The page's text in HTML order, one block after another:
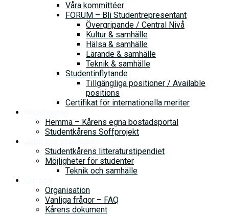
Våra kommittéer
FORUM – Bli Studentrepresentant
Övergripande / Central Nivå
Kultur & samhälle
Hälsa & samhälle
Lärande & samhälle
Teknik & samhälle
Studentinflytande
Tillgängliga positioner / Available
positions
Certifikat för internationella meriter
Hemma – Kårens egna bostadsportal
Studentkårens Soffprojekt
Studentkårens litteraturstipendiet
Möjligheter för studenter
Teknik och samhälle
Organisation
Vanliga frågor – FAQ
Kårens dokument